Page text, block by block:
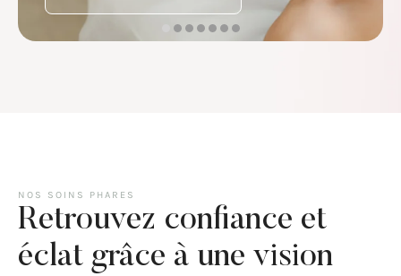
NOS SOINS PHARES
Retrouvez confiance et
éclat grâce à une vision